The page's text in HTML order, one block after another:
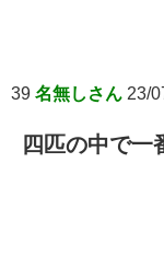
39 名無しさん 23/
四匹の中で一